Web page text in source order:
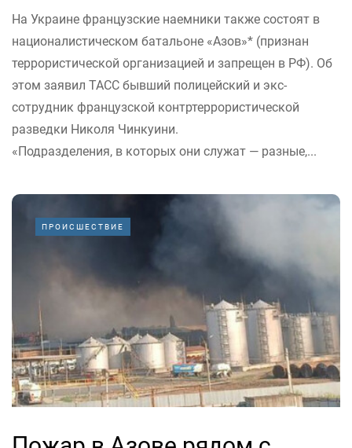
На Украине французские наемники также состоят в
националистическом батальоне «Азов»* (признан
террористической организацией и запрещен в РФ). Об
этом заявил ТАСС бывший полицейский и экс-
сотрудник французской контртеррористической
разведки Николя Чинкуини.
«Подразделения, в которых они служат — разные,...
ПРОИСШЕСТВИЕ